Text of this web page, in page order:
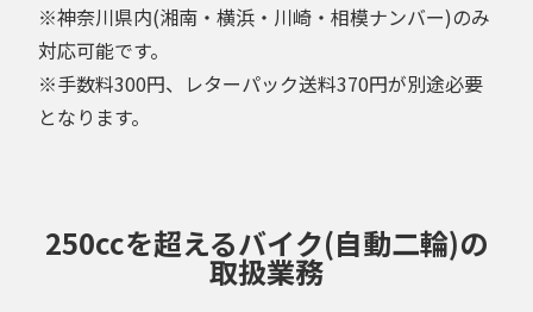
※神奈川県内(湘南・横浜・川崎・相模ナンバー)のみ
対応可能です。
※手数料300円、レターパック送料370円が別途必要
となります。
250ccを超えるバイク(自動二輪)の
取扱業務